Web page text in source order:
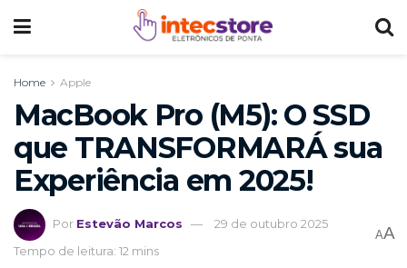
Home Apple
MacBook Pro (M5): O SSD
que TRANSFORMARÁ sua
Experiência em 2025!
Por Estevão Marcos
29 de outubro 2025
Tempo de leitura: 12 mins
AA